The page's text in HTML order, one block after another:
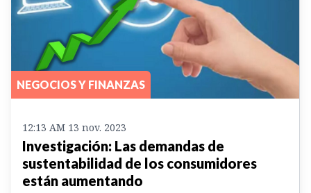
NEGOCIOS Y FINANZAS
12:13 AM 13 nov. 2023
Investigación: Las demandas de
sustentabilidad de los consumidores
están aumentando